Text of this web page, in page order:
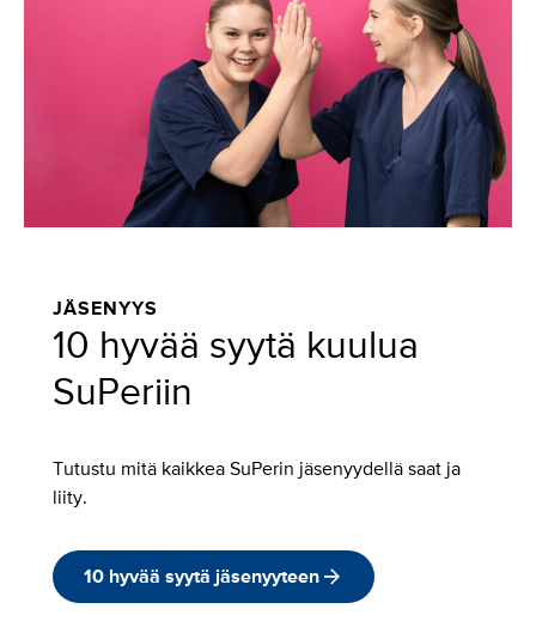
JÄSENYYS
10 hyvää syytä kuulua
SuPeriin
Tutustu mitä kaikkea SuPerin jäsenyydellä saat ja
liity.
10 hyvää syytä jäsenyyteen